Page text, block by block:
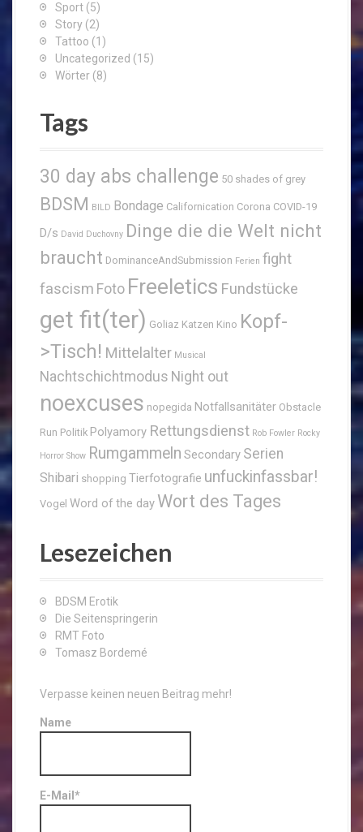
Sport (5)
Story (2)
Tattoo (1)
Uncategorized (15)
Wörter (8)
Tags
30 day abs challenge 50 shades of grey
BDSM BILD Bondage Californication Corona COVID-19
D/s David Duchovny Dinge die die Welt nicht
braucht DominanceAndSubmission Ferien fight
fascism Foto Freeletics Fundstücke
get fit(ter) Goliaz Katzen Kino Kopf-
>Tisch! Mittelalter Musical
Nachtschichtmodus Night out
noexcuses nopegida Notfallsanitäter Obstacle
Run Politik Polyamory Rettungsdienst Rob Fowler Rocky
Horror Show Rumgammeln Secondary Serien
Shibari shopping Tierfotografie unfuckinfassbar!
Vogel Word of the day Wort des Tages
Lesezeichen
BDSM Erotik
Die Seitenspringerin
RMT Foto
Tomasz Bordemé
Verpasse keinen neuen Beitrag mehr!
Name
E-Mail*